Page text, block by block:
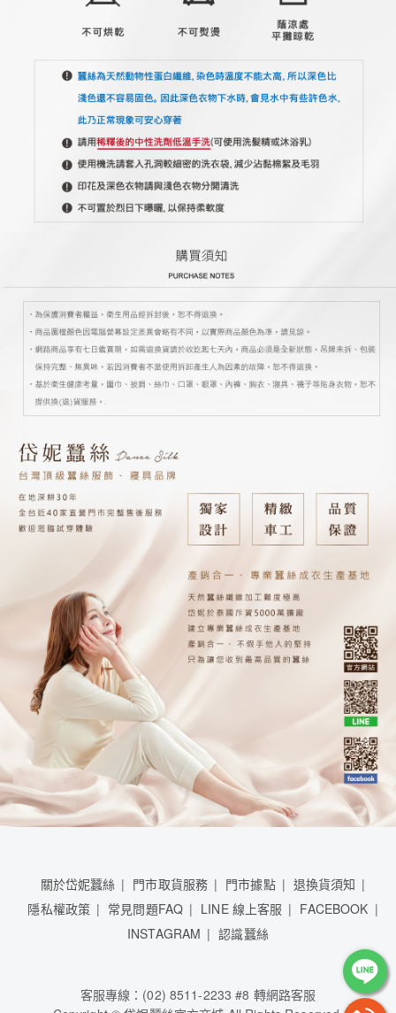
關於岱妮蠶絲 門市取貨服務 門市據點
退換貨須知
隱私權政策
常見問題FAQ LINE 線上客服
FACEBOOK
INSTAGRAM
認識蠶絲
客服專線：(02) 8511-2233 #8 轉網路客服